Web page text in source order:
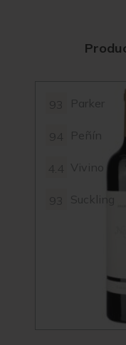
Parker
Peñín
Vivino
Suckling